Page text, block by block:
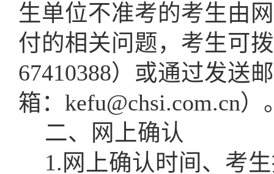
生单位不准考的考生由
付的相关问题，考生可
67410388）或通过发送
箱：kefu@chsi.com.cn）
二、网上确认
1.网上确认时间、考